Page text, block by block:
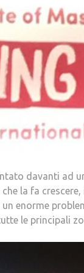
davanti ad
la fa
enorme
le principali